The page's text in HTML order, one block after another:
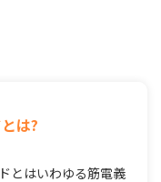
は?
とはいわゆる筋電義